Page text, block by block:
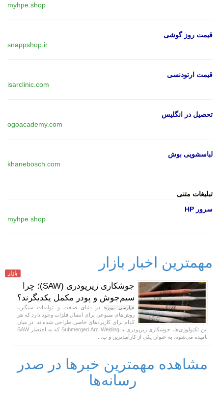
myhpe.shop
قیمت روز گوشی
snappshop.ir
قیمت ارتودنسی
isarclinic.com
تحصیل در انگلیس
ogoacademy.com
لباسشویی بوش
khanebosch.com
تبلیغات متنی
سرور HP
myhpe.shop
مهمترین اخبار بازار
بازار
جوشکاری زیرپودری (SAW)؛ چرا
سیم‌جوش و پودر مکمل یکدیگرند؟
«پارسی نیوز» در دنیای صنعت و تولیدات سنگین،
روش‌های متنوعی برای اتصال فلزات وجود دارد که هر
کدام برای کاربردهای خاصی طراحی شده‌اند. در میان
این تکنولوژی‌ها، جوشکاری زیرپودری یا Submerged Arc Welding که به اختصار SAW
نامیده می‌شود، به عنوان یکی از کارآمدترین و ب...
مشاهده مهمترین خبرها در صدر
رسانه‌ها